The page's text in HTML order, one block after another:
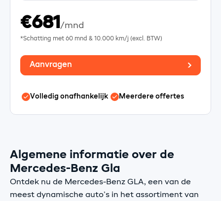
Algemene informatie over de
Mercedes-Benz Gla
Ontdek nu de Mercedes-Benz GLA, een van de
meest dynamische auto’s in het assortiment van
€681 /mnd
*Schatting met 60 mnd &10.000 km/j (excl. BTW)
Aanvragen
Volledig onafhankelijk Meerdere offertes